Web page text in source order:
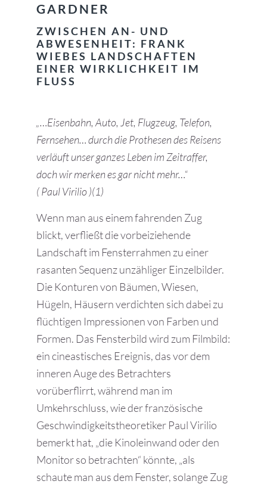
GARDNER
ZWISCHEN AN- UND
ABWESENHEIT: FRANK
WIEBES LANDSCHAFTEN
EINER WIRKLICHKEIT IM
FLUSS
„…Eisenbahn, Auto, Jet, Flugzeug, Telefon,
Fernsehen… durch die Prothesen des Reisens
verläuft unser ganzes Leben im Zeitraffer,
doch wir merken es gar nicht mehr…“
( Paul Virilio )(1)
Wenn man aus einem fahrenden Zug
blickt, verfließt die vorbeiziehende
Landschaft im Fensterrahmen zu einer
rasanten Sequenz unzähliger Einzelbilder.
Die Konturen von Bäumen, Wiesen,
Hügeln, Häusern verdichten sich dabei zu
flüchtigen Impressionen von Farben und
Formen. Das Fensterbild wird zum Filmbild:
ein cineastisches Ereignis, das vor dem
inneren Auge des Betrachters
vorüberflirrt, während man im
Umkehrschluss, wie der französische
Geschwindigkeitstheoretiker Paul Virilio
bemerkt hat, „die Kinoleinwand oder den
Monitor so betrachten“ könnte, „als
schaute man aus dem Fenster, solange Zug